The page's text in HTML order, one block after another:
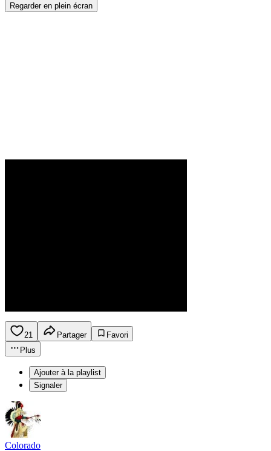
Regarder en plein écran
21 Partager
Favori
Plus
Ajouter à la playlist
Signaler
Colorado